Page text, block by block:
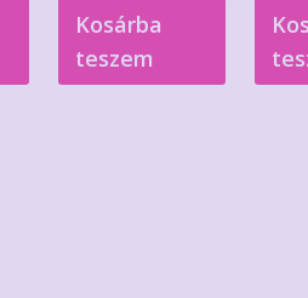
was:
890Ft.
Kosárba
teszem